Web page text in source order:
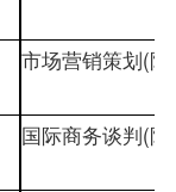
市场营销策划(
国际商务谈判(